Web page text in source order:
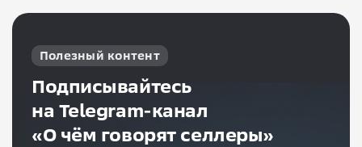
Полезный контент
Подписывайтесь
на Telegram-канал
«О чём говорят селлеры»